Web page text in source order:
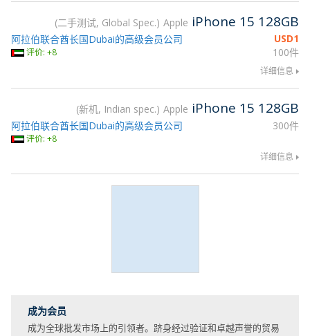
二手测试, Global Spec. Apple iPhone 15 128GB
USD1
100件
阿拉伯联合酋长国Dubai的高级会员公司
评价: +8
详细信息
新机, Indian spec. Apple iPhone 15 128GB
300件
阿拉伯联合酋长国Dubai的高级会员公司
评价: +8
详细信息
成为会员
成为全球批发市场上的引领者。跻身经过验证和卓越声誉的贸易